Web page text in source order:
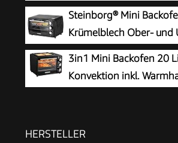
Watt Leistung,
230 ºC, 60-Minuten-Timer,
Quarzheizelemente für die
Steinborg® Mini
Krümelblech Ober- und
1.200 Watt Miniofen
Backofen für Camping oder
freistehend stufenlose
3in1 Mini Backofen 20
Konvektion inkl.
Grillplatte | 60 min.Timer | 1300W
HERSTELLER